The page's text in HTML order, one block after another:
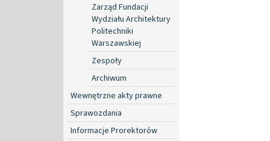
Zarząd Fundacji
Wydziału Architektury
Politechniki
Warszawskiej
Zespoły
Archiwum
Wewnętrzne akty prawne
Sprawozdania
Informacje Prorektorów